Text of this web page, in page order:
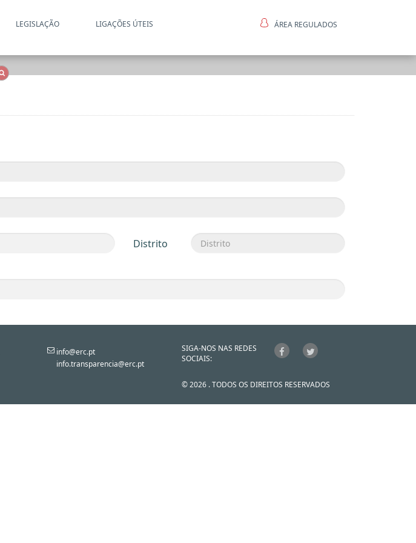
LEGISLAÇÃO LIGAÇÕES ÚTEIS ÁREA REGULADOS
Distrito
info@erc.pt
info.transparencia@erc.pt
SIGA-NOS NAS REDES
SOCIAIS:
© 2026 . TODOS OS DIREITOS RESERVADOS